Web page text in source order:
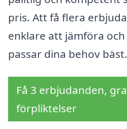
pris. Att få flera
enklare att jämföra
passar dina behov bäst.
Få 3 erbjudanden,
förpliktelser